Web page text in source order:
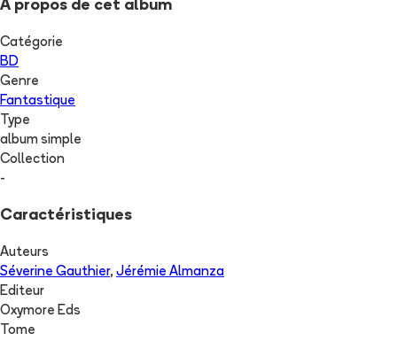
A propos de cet album
Catégorie
BD
Genre
Fantastique
Type
album simple
Collection
-
Caractéristiques
Auteurs
Séverine Gauthier, Jérémie Almanza
Editeur
Oxymore Eds
Tome